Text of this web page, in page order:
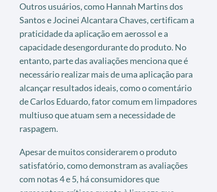
Outros usuários, como Hannah Martins dos
Santos e Jocinei Alcantara Chaves, certificam a
praticidade da aplicação em aerossol e a
capacidade desengordurante do produto. No
entanto, parte das avaliações menciona que é
necessário realizar mais de uma aplicação para
alcançar resultados ideais, como o comentário
de Carlos Eduardo, fator comum em limpadores
multiuso que atuam sem a necessidade de
raspagem.
Apesar de muitos considerarem o produto
satisfatório, como demonstram as avaliações
com notas 4 e 5, há consumidores que